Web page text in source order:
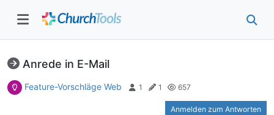
Anrede in E-Mail
Feature-Vorschläge Web 1 1 657
Anmelden zum Antworten